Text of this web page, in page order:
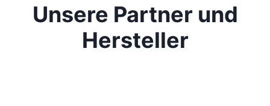
Unsere Partner und
Hersteller